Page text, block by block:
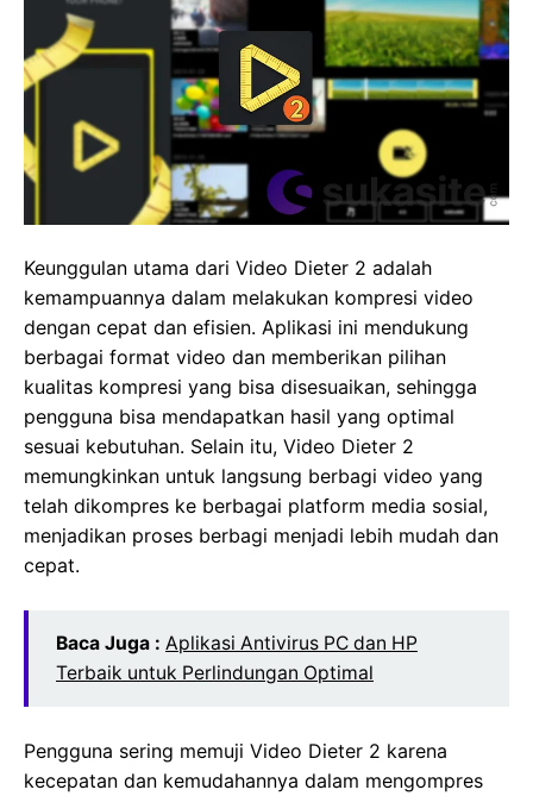
Keunggulan utama dari Video Dieter 2 adalah
kemampuannya dalam melakukan kompresi video
dengan cepat dan efisien. Aplikasi ini mendukung
berbagai format video dan memberikan pilihan
kualitas kompresi yang bisa disesuaikan, sehingga
pengguna bisa mendapatkan hasil yang optimal
sesuai kebutuhan. Selain itu, Video Dieter 2
memungkinkan untuk langsung berbagi video yang
telah dikompres ke berbagai platform media sosial,
menjadikan proses berbagi menjadi lebih mudah dan
cepat.
Baca Juga : Aplikasi Antivirus PC dan HP
Terbaik untuk Perlindungan Optimal
Pengguna sering memuji Video Dieter 2 karena
kecepatan dan kemudahannya dalam mengompres